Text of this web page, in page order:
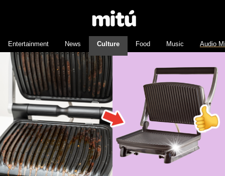
Entertainment News Culture Food Music Audio